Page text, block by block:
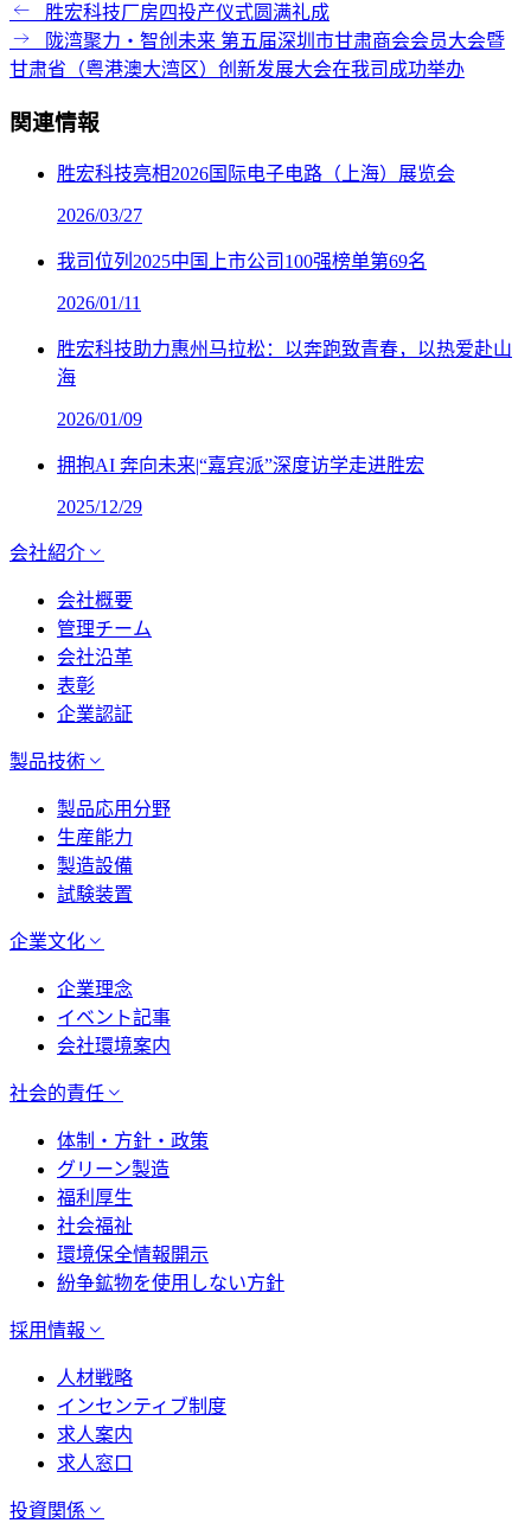
胜宏科技厂房四投产仪式圆满礼成
陇湾聚力・智创未来 第五届深圳市甘肃商会会员大会暨
甘肃省（粤港澳大湾区）创新发展大会在我司成功举办
関連情報
胜宏科技亮相2026国际电子电路（上海）展览会
2026/03/27
我司位列2025中国上市公司100强榜单第69名
2026/01/11
胜宏科技助力惠州马拉松：以奔跑致青春，以热爱赴山
海
2026/01/09
拥抱AI 奔向未来|“嘉宾派”深度访学走进胜宏
2025/12/29
会社紹介
会社概要
管理チーム
会社沿革
表彰
企業認証
製品技術
製品応用分野
生産能力
製造設備
試験装置
企業文化
企業理念
イベント記事
会社環境案内
社会的責任
体制・方針・政策
グリーン製造
福利厚生
社会福祉
環境保全情報開示
紛争鉱物を使用しない方針
採用情報
人材戦略
インセンティブ制度
求人案内
求人窓口
投資関係